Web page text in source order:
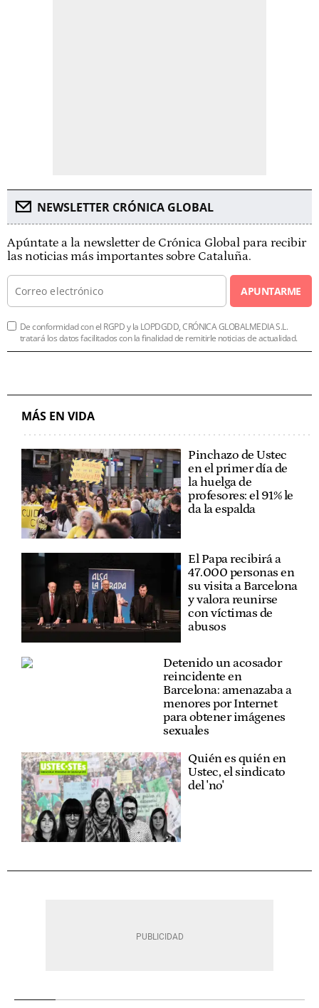
NEWSLETTER CRÓNICA GLOBAL
Apúntate a la newsletter de Crónica Global para recibir
las noticias más importantes sobre Cataluña.
APUNTARME
De conformidad con el RGPD y la LOPDGDD, CRÓNICA GLOBALMEDIA S.L.
tratará los datos facilitados con la finalidad de remitirle noticias de actualidad.
MÁS EN VIDA
Pinchazo de Ustec
en el primer día de
la huelga de
profesores: el 91% le
da la espalda
El Papa recibirá a
47.000 personas en
su visita a Barcelona
y valora reunirse
con víctimas de
abusos
Detenido un acosador
reincidente en
Barcelona: amenazaba a
menores por Internet
para obtener imágenes
sexuales
Quién es quién en
Ustec, el sindicato
del 'no'